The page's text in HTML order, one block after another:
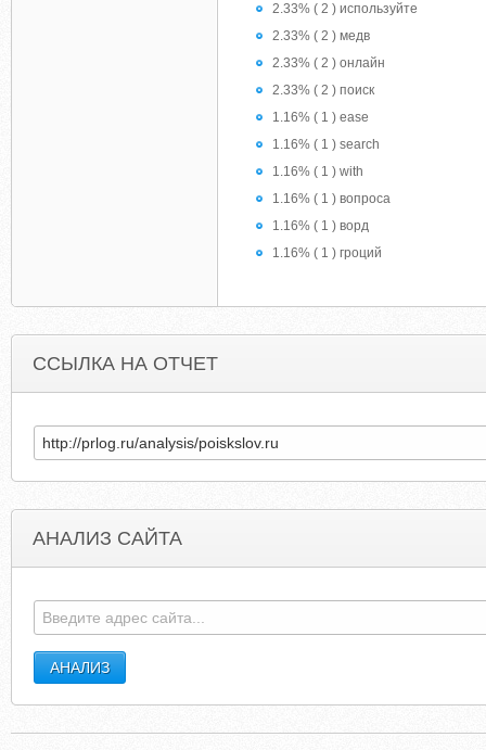
2.33% ( 2 ) используйте
2.33% ( 2 ) медв
2.33% ( 2 ) онлайн
2.33% ( 2 ) поиск
1.16% ( 1 ) ease
1.16% ( 1 ) search
1.16% ( 1 ) with
1.16% ( 1 ) вопроса
1.16% ( 1 ) ворд
1.16% ( 1 ) гроций
ССЫЛКА НА ОТЧЕТ
АНАЛИЗ САЙТА